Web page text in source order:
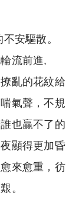
安驅散。
流前進,
亂的花紋給
氣聲，不規
也贏不了的
顯得更加昏
來愈重，彷
。